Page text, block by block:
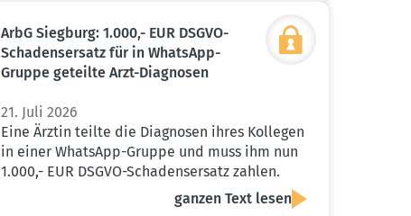
ArbG Siegburg: 1.000,- EUR DSGVO-
Schadens­ersatz für in WhatsApp-
Gruppe geteilte Arzt-Diagnosen
21. Juli 2026
Eine Ärztin teilte die Diagnosen ihres Kollegen
in einer WhatsApp-Gruppe und muss ihm nun
1.000,- EUR DSGVO-Schadensersatz zahlen.
ganzen Text lesen